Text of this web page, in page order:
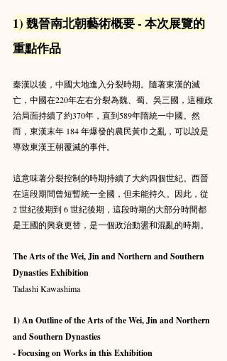
1) 魏晉南北朝藝術概要 - 本次展覽的
重點作品
秦漢以後，中國大地進入分裂時期。隨著東漢的滅
亡，中國在220年左右分裂為魏、蜀、吳三國，這種政
治局面持續了約370年，直到589年隋統一中國。然
而，東漢末年 184 年爆發的農民黃巾之亂，可以說是
導致東漢王朝覆滅的事件。
這意味著分裂控制的時期持續了大約四個世紀。西晉
在這段期間曾短暫統一全國，但未能持久。因此，從
2 世紀後期到 6 世紀後期，這段時期的大部分時間都
是王國的興衰更替，是一個政治動盪和混亂的時期。
The Arts of the Wei, Jin and Northern and Southern
Dynasties Exhibition
Tadashi Kawashima
1) An Outline of the Arts of the Wei, Jin and Northern
and Southern Dynasties
- Focusing on Works in this Exhibition